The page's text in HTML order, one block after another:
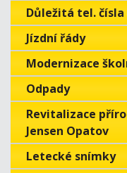
Důležitá tel.
Jízdní řády
Modernizace
Odpady
Revitalizace
Jensen Opatov
Letecké snímky